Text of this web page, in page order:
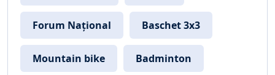
Forum Național Baschet 3x3
Mountain bike Badminton